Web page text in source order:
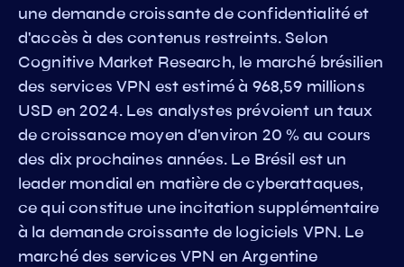
une demande croissante de confidentialité et
d'accès à des contenus restreints. Selon
Cognitive Market Research, le marché brésilien
des services VPN est estimé à 968,59 millions
USD en 2024. Les analystes prévoient un taux
de croissance moyen d'environ 20 % au cours
des dix prochaines années. Le Brésil est un
leader mondial en matière de cyberattaques,
ce qui constitue une incitation supplémentaire
à la demande croissante de logiciels VPN. Le
marché des services VPN en Argentine